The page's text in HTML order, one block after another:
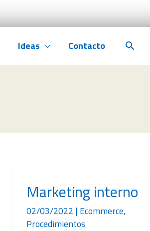
Ideas Contacto Buscar
Marketing interno
02/03/2022 | Ecommerce,
Procedimientos